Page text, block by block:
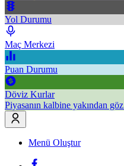
Yol Durumu
Maç Merkezi
Puan Durumu
Döviz Kurlar
Piyasanın kalbine yakından göz
Menü Oluştur